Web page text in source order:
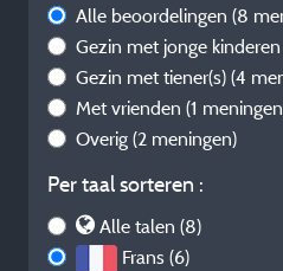
Alle beoordelingen (8
Gezin met jonge kinderen
Gezin met tiener(s) (4
Met vrienden (1
Overig (2 meningen)
Per taal sorteren :
Alle talen (8)
Frans (6)